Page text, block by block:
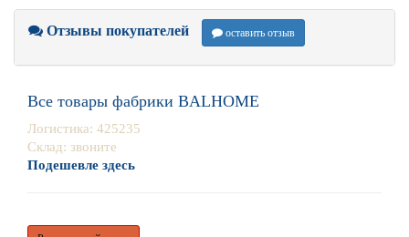
Отзывы покупателей оставить отзыв
Все товары фабрики BALHOME
Логистика: 425235
Склад: звоните
Подешевле здесь